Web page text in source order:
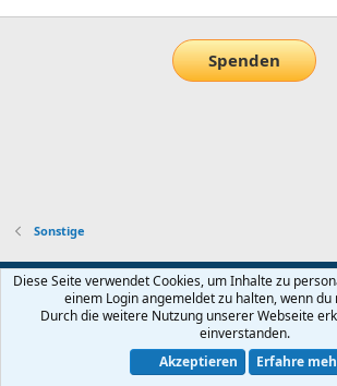
Spenden
Sonstige
Default-Theme
Nutzungsbedingungen
Datenschutz Hilfe
Community platform by XenForo® © 2010-2026
Diese Seite verwendet Cookies, um Inhalte zu
einem Login angemeldet zu halten, wenn
Durch die weitere Nutzung unserer Webseite
einverstanden.
Akzeptieren
Erfahre